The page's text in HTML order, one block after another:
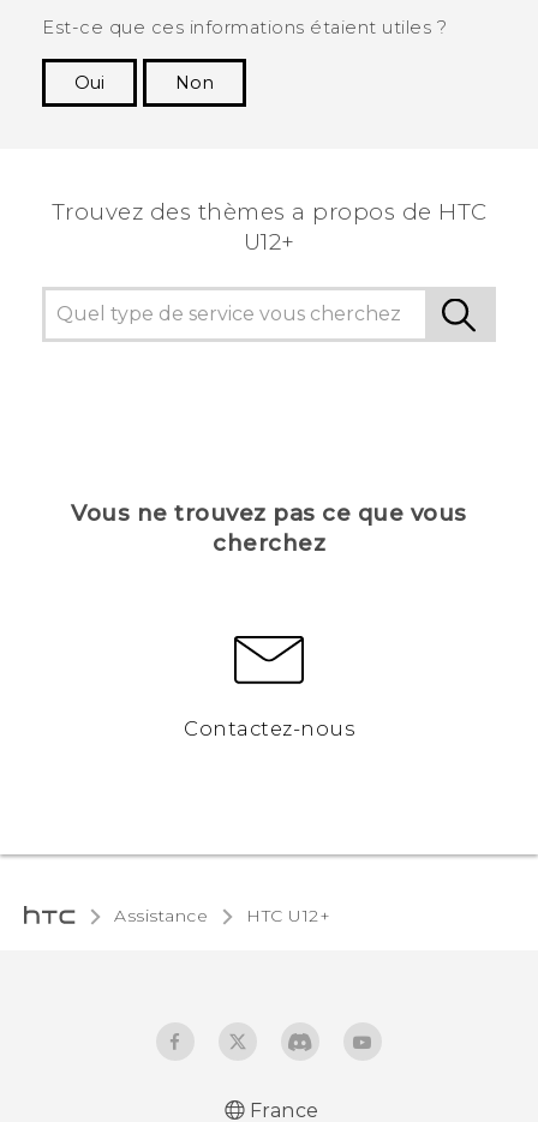
Est-ce que ces informations étaient utiles ?
Oui
Non
Trouvez des thèmes a propos de HTC
U12+
Vous ne trouvez pas ce que vous
cherchez
Contactez-nous
Assistance HTC U12+‎
France